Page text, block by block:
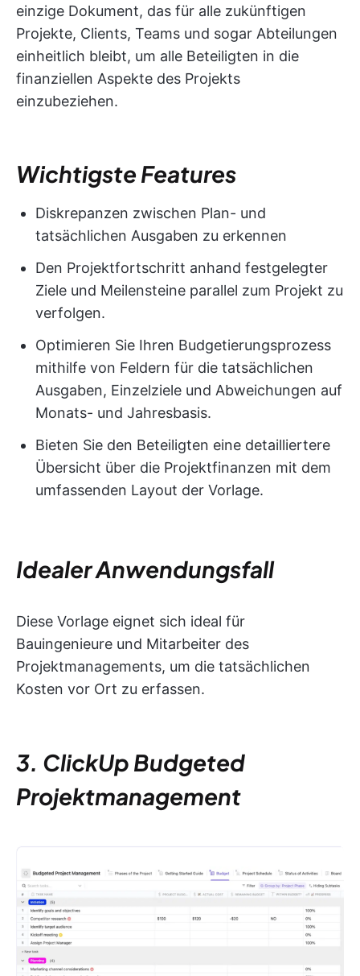
einzige Dokument, das für alle zukünftigen
Projekte, Clients, Teams und sogar Abteilungen
einheitlich bleibt, um alle Beteiligten in die
finanziellen Aspekte des Projekts
einzubeziehen.
Wichtigste Features
Diskrepanzen zwischen Plan- und
tatsächlichen Ausgaben zu erkennen
Den Projektfortschritt anhand festgelegter
Ziele und Meilensteine parallel zum Projekt zu
verfolgen.
Optimieren Sie Ihren Budgetierungsprozess
mithilfe von Feldern für die tatsächlichen
Ausgaben, Einzelziele und Abweichungen auf
Monats- und Jahresbasis.
Bieten Sie den Beteiligten eine detailliertere
Übersicht über die Projektfinanzen mit dem
umfassenden Layout der Vorlage.
Idealer Anwendungsfall
Diese Vorlage eignet sich ideal für
Bauingenieure und Mitarbeiter des
Projektmanagements, um die tatsächlichen
Kosten vor Ort zu erfassen.
3. ClickUp Budgeted
Projektmanagement